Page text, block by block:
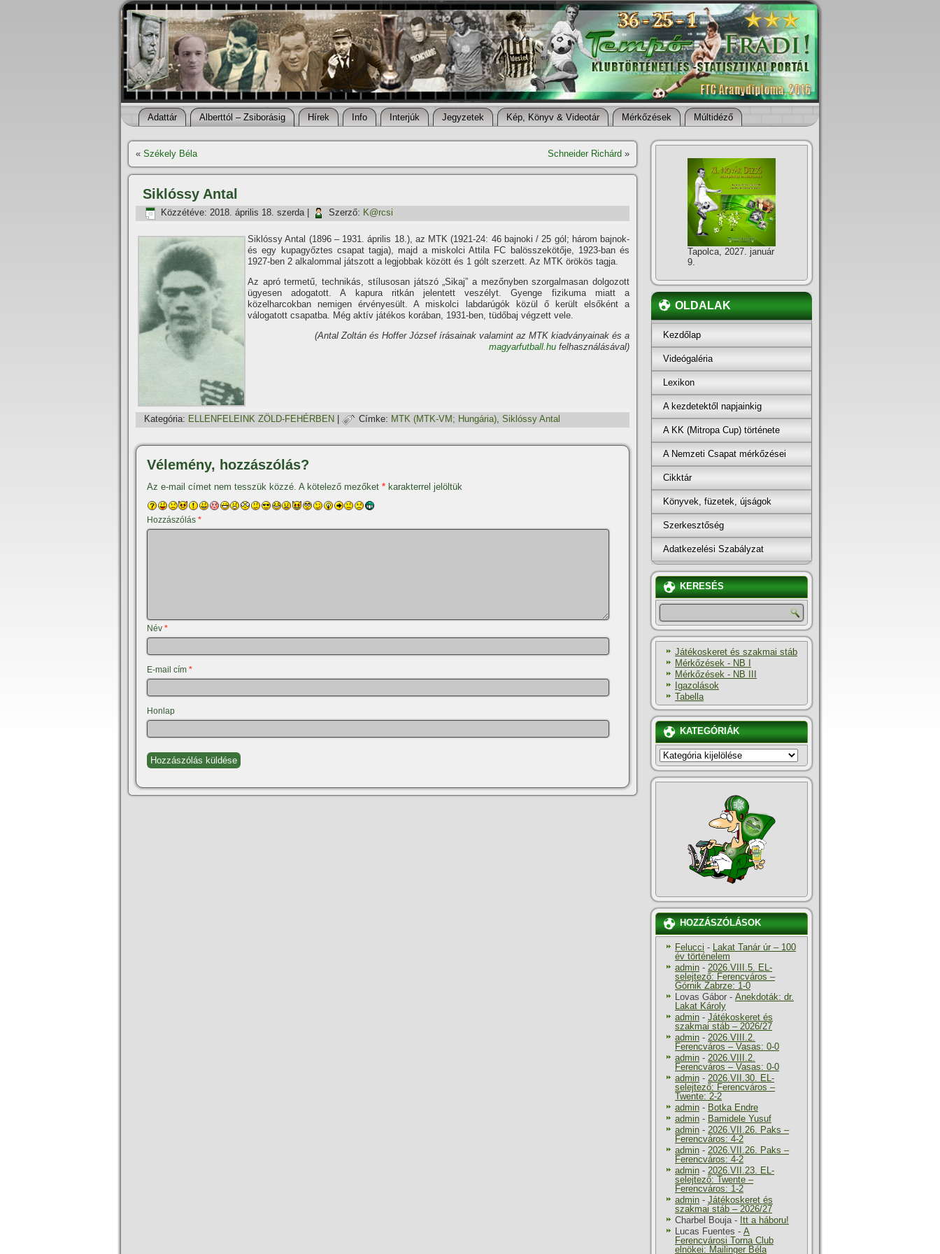
Adattár Alberttól – Zsiborásig Hí­rek Info Interjúk Jegyzetek Kép, Könyv & Videotár Mérkőzések Múltidéző
« Székely Béla Schneider Richárd »
Siklóssy Antal
Közzétéve: 2018. április 18. szerda| Szerző: K@rcsi
Siklóssy Antal (1896 – 1931. április 18.), az MTK (1921-24: 46 bajnoki / 25 gól; három bajnok-
és egy kupagyőztes csapat tagja), majd a miskolci Attila FC balösszekötője, 1923-ban és
1927-ben 2 alkalommal játszott a legjobbak között és 1 gólt szerzett. Az MTK örökös tagja.
Az apró termetű, technikás, stí­lusosan játszó „Sikaj” a mezőnyben szorgalmasan dolgozott
ügyesen adogatott. A kapura ritkán jelentett veszélyt. Gyenge fizikuma miatt a
közelharcokban nemigen érvényesült. A miskolci labdarúgók közül ő került elsőként a
válogatott csapatba. Még aktí­v játékos korában, 1931-ben, tüdőbaj végzett vele.
(Antal Zoltán és Hoffer József í­rásainak valamint az MTK kiadványainak és a
magyarfutball.hu felhasználásával)
Kategória: ELLENFELEINK ZÖLD-FEHÉRBEN Címke: MTK (MTK-VM; Hungária), Siklóssy Antal
Vélemény, hozzászólás?
Az e-mail címet nem tesszük közzé. A kötelező mezőket * karakterrel jelöltük
Hozzászólás *
Név *
E-mail cím *
Honlap
Tapolca, 2027. január
9.
OLDALAK
Kezdőlap
Videógaléria
Lexikon
A kezdetektől napjainkig
A KK (Mitropa Cup) története
A Nemzeti Csapat mérkőzései
Cikktár
Könyvek, füzetek, újságok
Szerkesztőség
Adatkezelési Szabályzat
KERESÉS
Játékoskeret és szakmai stáb
Mérkőzések - NB I
Mérkőzések - NB III
Igazolások
Tabella
KATEGÓRIÁK
KATEGÓRIÁK
HOZZÁSZÓLÁSOK
Felucci - Lakat Tanár úr – 100
év történelem
admin - 2026.VIII.5. EL-
selejtező: Ferencváros –
Górnik Zabrze: 1-0
Lovas Gábor - Anekdoták: dr.
Lakat Károly
admin - Játékoskeret és
szakmai stáb – 2026/27
admin - 2026.VIII.2.
Ferencváros – Vasas: 0-0
admin - 2026.VIII.2.
Ferencváros – Vasas: 0-0
admin - 2026.VII.30. EL-
selejtező: Ferencváros –
Twente: 2-2
admin - Botka Endre
admin - Bamidele Yusuf
admin - 2026.VII.26. Paks –
Ferencváros: 4-2
admin - 2026.VII.26. Paks –
Ferencváros: 4-2
admin - 2026.VII.23. EL-
selejtező: Twente –
Ferencváros: 1-2
admin - Játékoskeret és
szakmai stáb – 2026/27
Charbel Bouja- Itt a háboru!
Lucas Fuentes - A
Ferencvárosi Torna Club
elnökei: Mailinger Béla